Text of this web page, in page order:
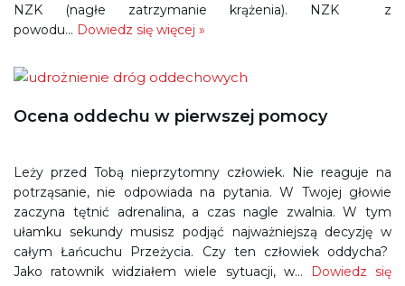
NZK (nagłe zatrzymanie krążenia). NZK z
powodu… Dowiedz się więcej »
Ocena oddechu w pierwszej pomocy
Leży przed Tobą nieprzytomny człowiek. Nie reaguje na
potrząsanie, nie odpowiada na pytania. W Twojej głowie
zaczyna tętnić adrenalina, a czas nagle zwalnia. W tym
ułamku sekundy musisz podjąć najważniejszą decyzję w
całym Łańcuchu Przeżycia. Czy ten człowiek oddycha?
Jako ratownik widziałem wiele sytuacji, w…
Dowiedz się